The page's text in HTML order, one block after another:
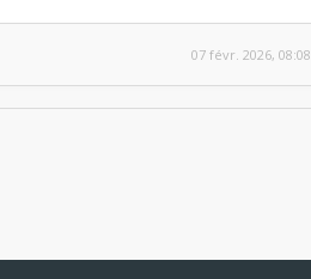
07 févr. 2026, 08:08